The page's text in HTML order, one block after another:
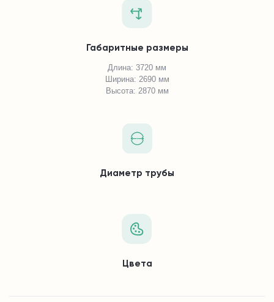
Габаритные размеры
Длина: 3720 мм
Ширина: 2690 мм
Высота: 2870 мм
Диаметр трубы
Цвета